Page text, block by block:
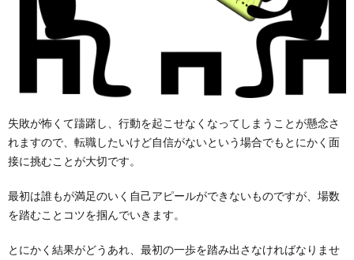
失敗が怖くて躊躇し、行動を起こせなくなってしまうことが懸念さ
れますので、転職したいけど自信がないという場合でもとにかく面
接に挑むことが大切です。
最初は誰もが満足のいく自己アピールができないものですが、場数
を踏むことコツを掴んでいきます。
とにかく結果がどうあれ、最初の一歩を踏み出さなければなりませ